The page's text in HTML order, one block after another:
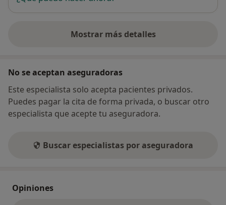
Mostrar más detalles
sobre la dirección
No se aceptan aseguradoras
Este especialista solo acepta pacientes privados.
Puedes pagar la cita de forma privada, o buscar otro
especialista que acepte tu aseguradora.
Buscar especialistas por aseguradora
Opiniones